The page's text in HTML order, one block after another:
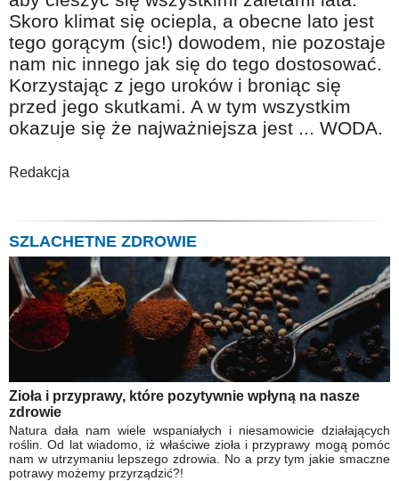
Skoro klimat się ociepla, a obecne lato jest
tego gorącym (sic!) dowodem, nie pozostaje
nam nic innego jak się do tego dostosować.
Korzystając z jego uroków i broniąc się
przed jego skutkami. A w tym wszystkim
okazuje się że najważniejsza jest ... WODA.
Redakcja
SZLACHETNE ZDROWIE
Zioła i przyprawy, które pozytywnie wpłyną na nasze
zdrowie
Natura dała nam wiele wspaniałych i niesamowicie działających
roślin. Od lat wiadomo, iż właściwe zioła i przyprawy mogą pomóc
nam w utrzymaniu lepszego zdrowia. No a przy tym jakie smaczne
potrawy możemy przyrządzić?!